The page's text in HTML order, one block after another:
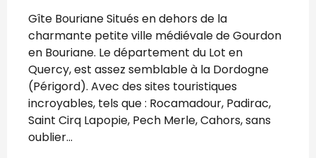
Gîte Bouriane Situés en dehors de la
charmante petite ville médiévale de Gourdon
en Bouriane. Le département du Lot en
Quercy, est assez semblable à la Dordogne
(Périgord). Avec des sites touristiques
incroyables, tels que : Rocamadour, Padirac,
Saint Cirq Lapopie, Pech Merle, Cahors, sans
oublier...